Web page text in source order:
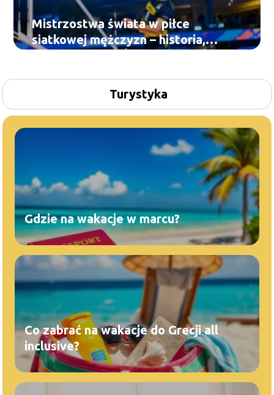
Mistrzostwa świata w piłce
siatkowej mężczyzn – historia,
Turystyka
Gdzie na wakacje w marcu?
Co zabrać na wakacje do Grecji all
inclusive?